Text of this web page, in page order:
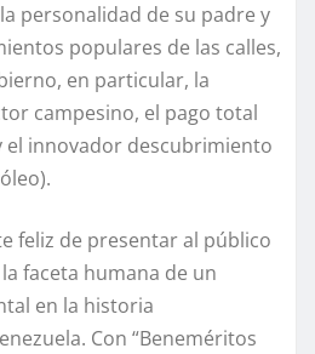
personalidad de su padre y
populares de las calles,
en particular, la
campesino, el pago total
el innovador descubrimiento
feliz de presentar al público
faceta humana de un
en la historia
Con “Beneméritos